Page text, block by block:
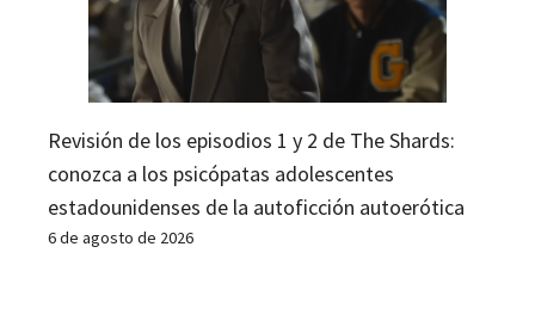
Revisión de los episodios 1 y 2 de The Shards:
conozca a los psicópatas adolescentes
estadounidenses de la autoficción autoerótica
6 de agosto de 2026